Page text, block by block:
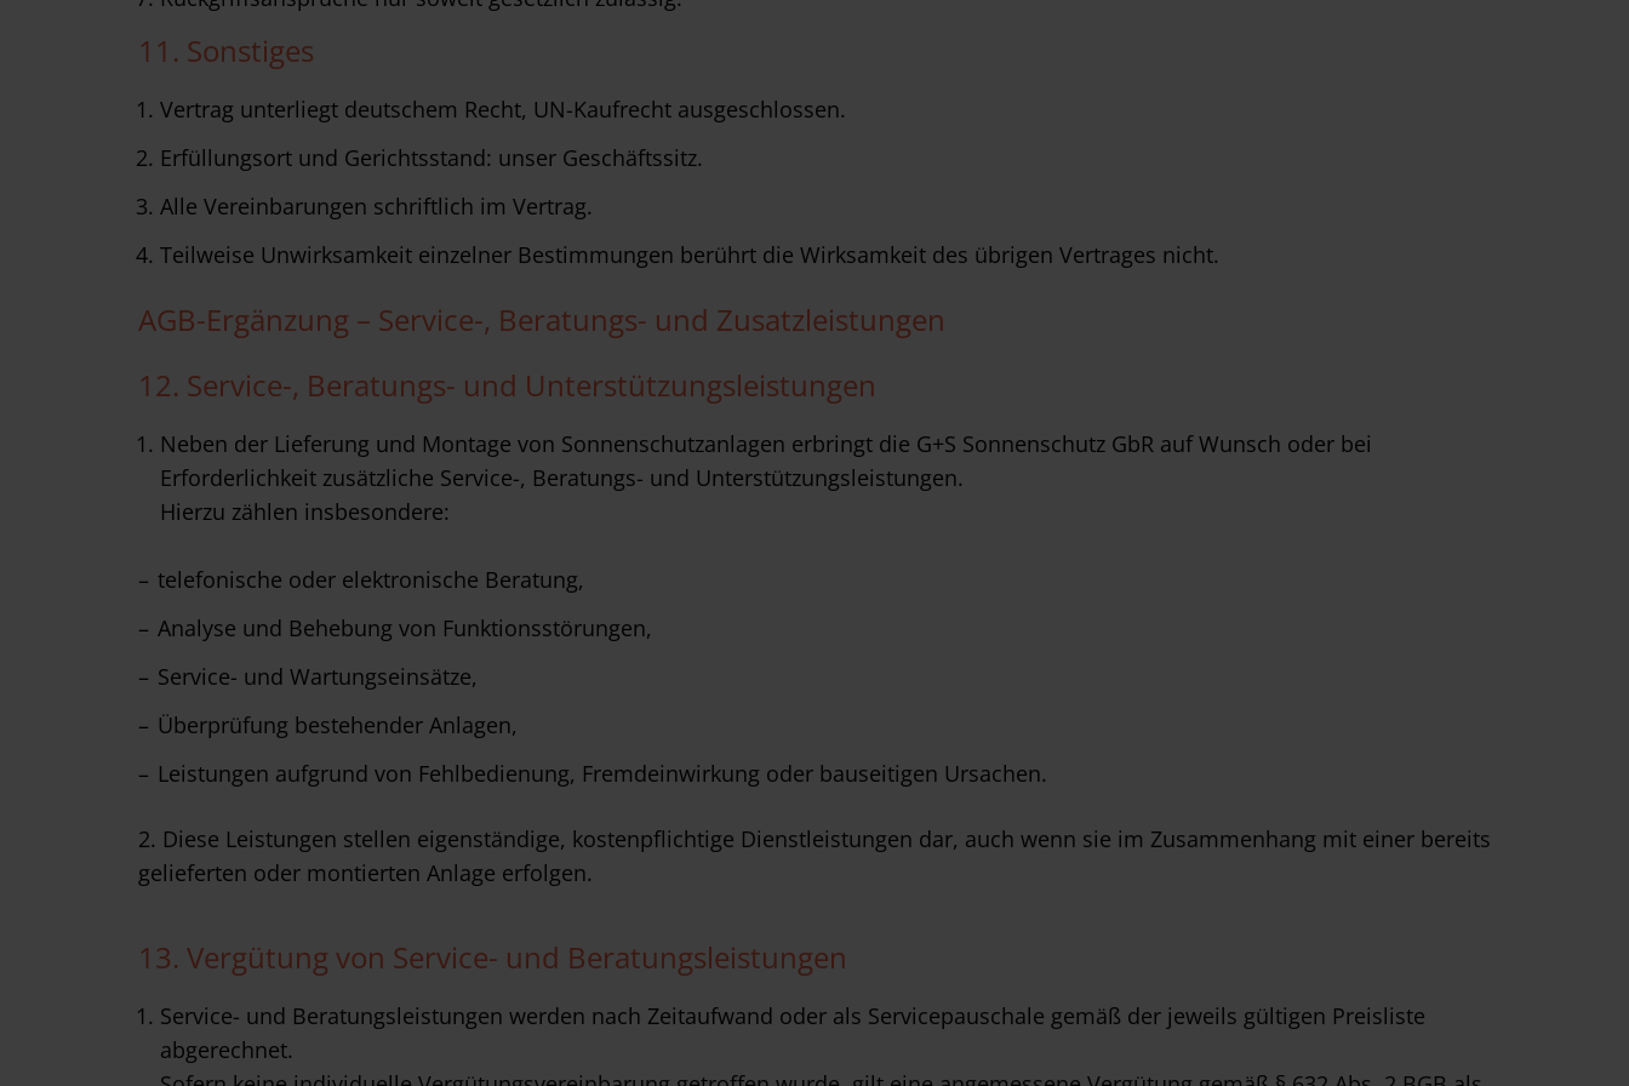
w
h
11. Sonstiges
Vertrag unterliegt deutschem Recht, UN-Kaufrecht ausgeschlossen.
Erfüllungsort und Gerichtsstand: unser Geschäftssitz.
Alle Vereinbarungen schriftlich im Vertrag.
Teilweise Unwirksamkeit einzelner Bestimmungen berührt die Wirksamkeit des übrigen Vertrages nicht.
AGB-Ergänzung – Service-, Beratungs- und Zusatzleistungen
12. Service-, Beratungs- und Unterstützungsleistungen
Neben der Lieferung und Montage von Sonnenschutzanlagen erbringt die G+S Sonnenschutz GbR auf Wunsch oder bei
Erforderlichkeit zusätzliche Service-, Beratungs- und Unterstützungsleistungen.
Hierzu zählen insbesondere:
telefonische oder elektronische Beratung,
Analyse und Behebung von Funktionsstörungen,
Service- und Wartungseinsätze,
Überprüfung bestehender Anlagen,
Leistungen aufgrund von Fehlbedienung, Fremdeinwirkung oder bauseitigen Ursachen.
2. Diese Leistungen stellen eigenständige, kostenpflichtige Dienstleistungen dar, auch wenn sie im Zusammenhang mit einer bereits
gelieferten oder montierten Anlage erfolgen.
13. Vergütung von Service- und Beratungsleistungen
Service- und Beratungsleistungen werden nach Zeitaufwand oder als Servicepauschale gemäß der jeweils gültigen Preisliste
abgerechnet.